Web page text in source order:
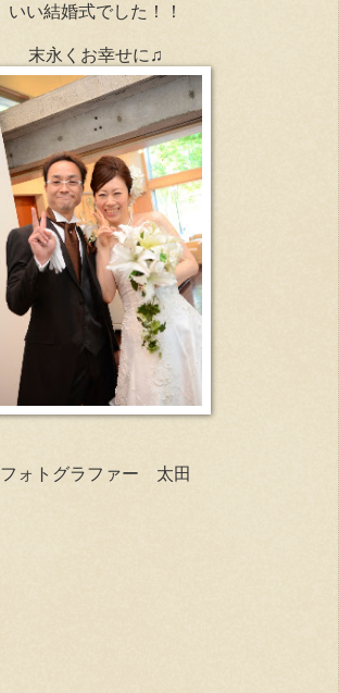
いい結婚式でした！！
末永くお幸せに♫
フォトグラファー 太田